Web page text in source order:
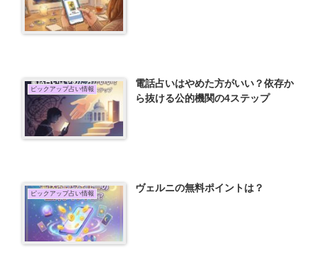
ピックアップ占い情報
電話占いはやめた方がいい？依存か
ら抜ける公的機関の4ステップ
ピックアップ占い情報 ヴェルニの無料ポイントは？